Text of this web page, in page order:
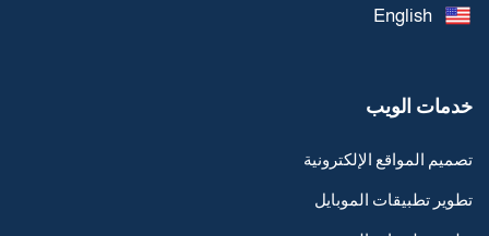
English
خدمات الويب
تصميم المواقع الإلكترونية
تطوير تطبيقات الموبايل